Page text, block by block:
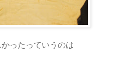
ったっていうのは